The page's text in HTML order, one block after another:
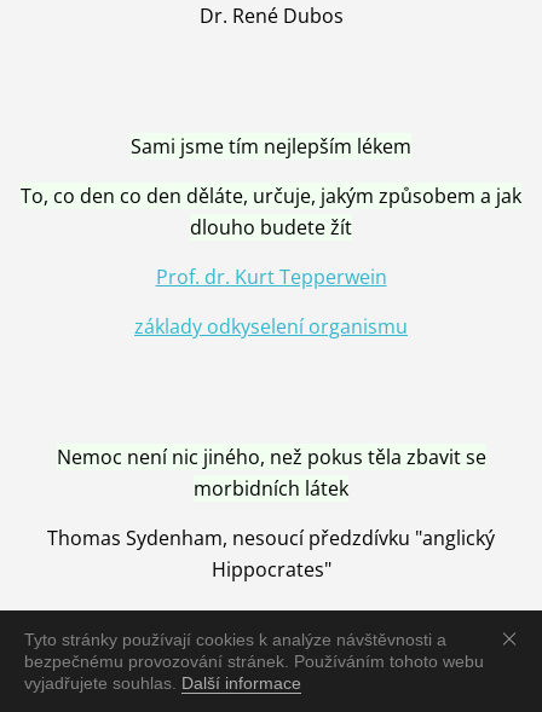
Tyto stránky používají cookies k analýze návštěvnosti a
bezpečnému provozování stránek. Používáním tohoto webu
vyjadřujete souhlas. Další informace
Dr. René Dubos
Sami jsme tím nejlepším lékem
To, co den co den děláte, určuje, jakým způsobem a jak
dlouho budete žít
Prof. dr. Kurt Tepperwein
základy odkyselení organismu
Nemoc není nic jiného, než pokus těla zbavit se
morbidních látek
Thomas Sydenham, nesoucí předzdívku "anglický
Hippocrates"
Nemoc je vyléčena jen pomocí Přírody, neutralizací a